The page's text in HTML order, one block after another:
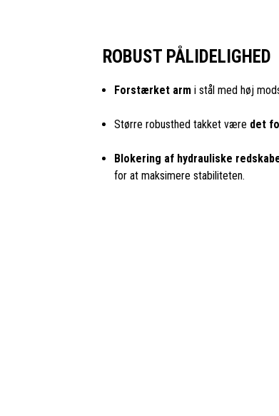
ROBUST PÅLIDELIGHED
Forstærket armi stål med høj
Større robusthed takket være det
Blokering af hydrauliske
for at maksimere stabiliteten.